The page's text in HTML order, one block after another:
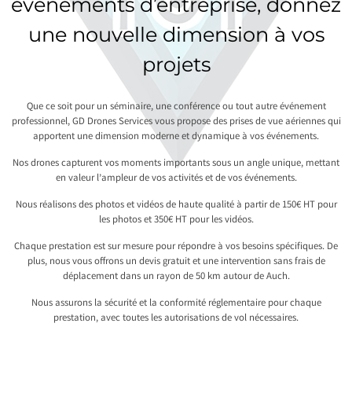
une nouvelle dimension à vos
projets
Que ce soit pour un séminaire, une conférence ou tout autre événement
professionnel, GD Drones Services vous propose des prises de vue aériennes qui
apportent une dimension moderne et dynamique à vos événements.
Nos drones capturent vos moments importants sous un angle unique, mettant
en valeur l’ampleur de vos activités et de vos événements.
Nous réalisons des photos et vidéos de haute qualité à partir de 150€ HT pour
les photos et 350€ HT pour les vidéos.
Chaque prestation est sur mesure pour répondre à vos besoins spécifiques. De
plus, nous vous offrons un devis gratuit et une intervention sans frais de
déplacement dans un rayon de 50 km autour de Auch.
Nous assurons la sécurité et la conformité réglementaire pour chaque
prestation, avec toutes les autorisations de vol nécessaires.